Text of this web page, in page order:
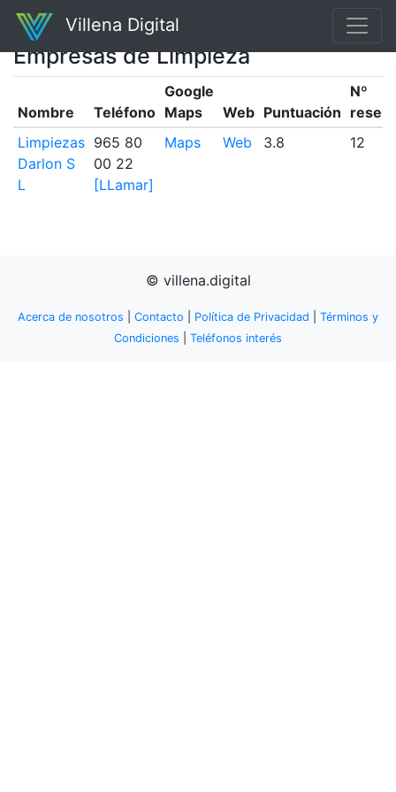
Villena Digital
Empresas de Limpieza
Nombre Teléfono
Google
Maps
Web Puntuación
Nº
Limpiezas
Darlon S
L
965 80
00 22
[LLamar]
Maps Web 3.8 12
© villena.digital
Acerca de nosotros Contacto Política de Privacidad
Términos y
Condiciones
Teléfonos interés